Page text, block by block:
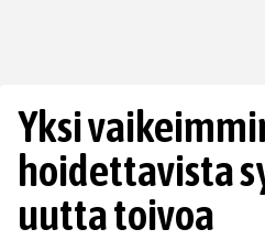
Yksi
hoidettavista
uutta toivoa